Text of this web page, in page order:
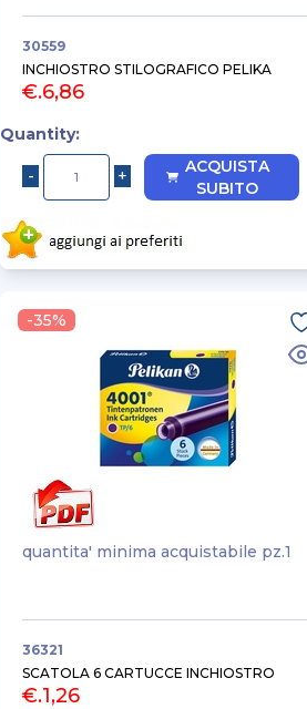
30559
INCHIOSTRO STILOGRAFICO PELIKA
€.6,86
Quantity:
ACQUISTA
SUBITO
quantita' minima acquistabile pz.1
36321
SCATOLA 6 CARTUCCE INCHIOSTRO
€.1,26
-35%